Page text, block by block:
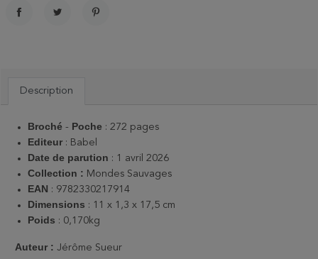
Description
Broché - Poche : 272 pages
Editeur : Babel
Date de parution : ‎1 avril 2026
Collection : Mondes Sauvages
EAN : 9782330217914
Dimensions : 11 x 1,3 x 17,5 cm
Poids : 0,170kg
Auteur : Jérôme Sueur